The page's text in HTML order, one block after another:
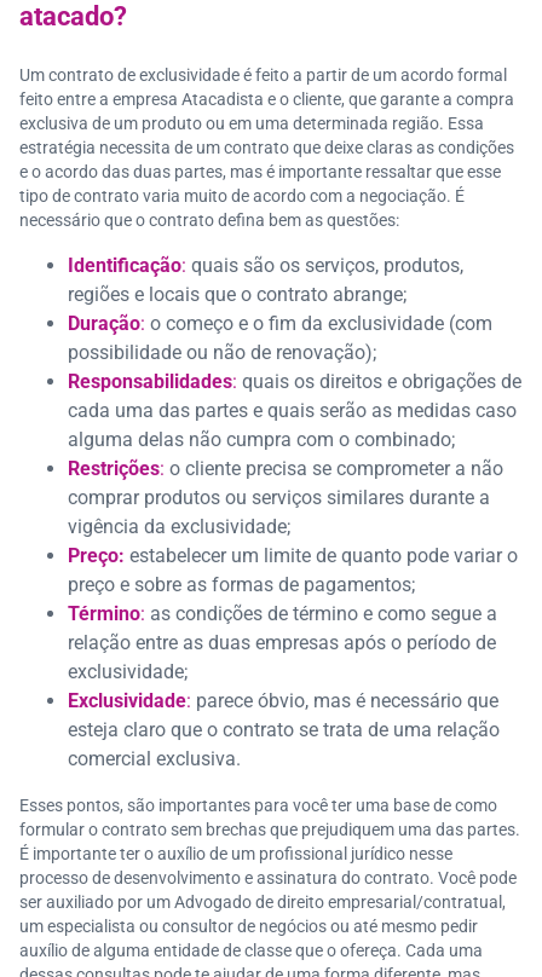
atacado?
Um contrato de exclusividade é feito a partir de um acordo formal
feito entre a empresa Atacadista e o cliente, que garante a compra
exclusiva de um produto ou em uma determinada região. Essa
estratégia necessita de um contrato que deixe claras as condições
e o acordo das duas partes, mas é importante ressaltar que esse
tipo de contrato varia muito de acordo com a negociação. É
necessário que o contrato defina bem as questões:
Identificação: quais são os serviços, produtos,
regiões e locais que o contrato abrange;
Duração: o começo e o fim da exclusividade (com
possibilidade ou não de renovação);
Responsabilidades: quais os direitos e obrigações de
cada uma das partes e quais serão as medidas caso
alguma delas não cumpra com o combinado;
Restrições: o cliente precisa se comprometer a não
comprar produtos ou serviços similares durante a
vigência da exclusividade;
Preço: estabelecer um limite de quanto pode variar o
preço e sobre as formas de pagamentos;
Término: as condições de término e como segue a
relação entre as duas empresas após o período de
exclusividade;
Exclusividade: parece óbvio, mas é necessário que
esteja claro que o contrato se trata de uma relação
comercial exclusiva.
Esses pontos, são importantes para você ter uma base de como
formular o contrato sem brechas que prejudiquem uma das partes.
É importante ter o auxílio de um profissional jurídico nesse
processo de desenvolvimento e assinatura do contrato. Você pode
ser auxiliado por um Advogado de direito empresarial/contratual,
um especialista ou consultor de negócios ou até mesmo pedir
auxílio de alguma entidade de classe que o ofereça. Cada uma